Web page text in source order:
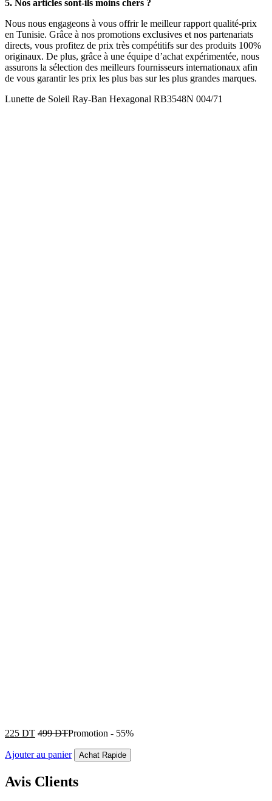
5. Nos articles sont-ils moins chers ?
Nous nous engageons à vous offrir le meilleur rapport qualité-prix
en Tunisie. Grâce à nos promotions exclusives et nos partenariats
directs, vous profitez de prix très compétitifs sur des produits 100%
originaux. De plus, grâce à une équipe d’achat expérimentée, nous
assurons la sélection des meilleurs fournisseurs internationaux afin
de vous garantir les prix les plus bas sur les plus grandes marques.
Lunette de Soleil Ray-Ban Hexagonal RB3548N 004/71
225 DT 499DTPromotion - 55%
Ajouter au panier Achat Rapide
Avis Clients